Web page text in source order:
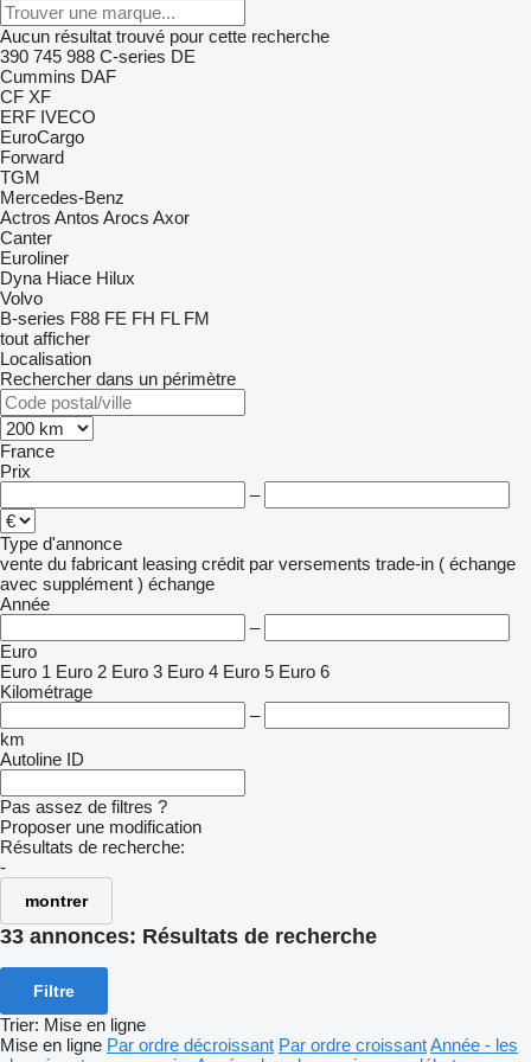
Aucun résultat trouvé pour cette recherche
390 745 988 C-series DE
Cummins DAF
CF XF
ERF IVECO
EuroCargo
Forward
TGM
Mercedes-Benz
Actros Antos Arocs Axor
Canter
Euroliner
Dyna Hiace Hilux
Volvo
B-series F88 FE FH FL FM
tout afficher
Localisation
Rechercher dans un périmètre
France
Prix
–
Type d'annonce
vente du fabricant leasing crédit par versements trade-in ( échange
avec supplément ) échange
Année
–
Euro
Euro 1 Euro 2 Euro 3 Euro 4 Euro 5 Euro 6
Kilométrage
–
km
Autoline ID
Pas assez de filtres ?
Proposer une modification
Résultats de recherche:
-
montrer
33 annonces: Résultats de recherche
Filtre
Trier: Mise en ligne
Mise en ligne Par ordre décroissant Par ordre croissantAnnée - les